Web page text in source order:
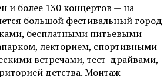
и более 130 концертов — на
большой фестивальный город
бесплатными питьевыми
лекторием, спортивными
встречами, тест-драйвами,
детства. Монтаж